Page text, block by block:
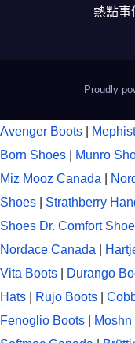
熱點事
Proudly
Avenger Boots
Born Shoes
Munro
Miz Mooz Canada
Shoes
Strathberry
Shoes Dr. Comfort
Nordace Canada
Vita Boots
Durango
Hats
Rujo Boots
Fenoglio Boots